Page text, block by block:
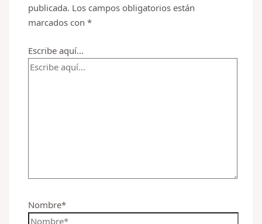
publicada. Los campos obligatorios están
marcados con*
Escribe aquí...
Nombre*